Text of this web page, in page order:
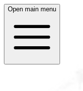
Open main menu